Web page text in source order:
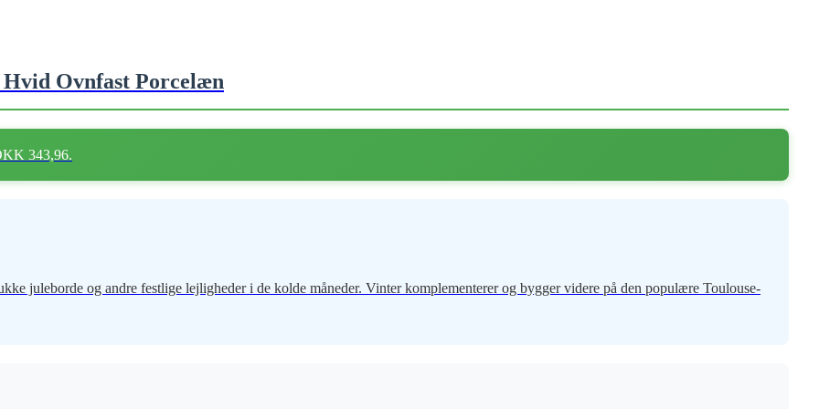
Ovnfast Porcelæn
343,96.
juleborde og andre festlige lejligheder i de kolde måneder. Vinter komplementerer og bygger videre på den populære Toulouse-